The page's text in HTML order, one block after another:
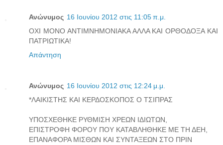
Ανώνυμος 16 Ιουνίου 2012 στις 11:05 π.μ.
ΟΧΙ ΜΟΝΟ ΑΝΤΙΜΝΗΜΟΝΙΑΚΑ ΑΛΛΑ ΚΑΙ ΟΡΘΟΔΟΞΑ ΚΑΙ
ΠΑΤΡΙΩΤΙΚΑ!
Απάντηση
Ανώνυμος 16 Ιουνίου 2012 στις 12:24 μ.μ.
*ΛΑΙΚΙΣΤΗΣ ΚΑΙ ΚΕΡΔΟΣΚΟΠΟΣ Ο ΤΣΙΠΡΑΣ
ΥΠΟΣΧΕΘΗΚΕ ΡΥΘΜΙΣΗ ΧΡΕΩΝ ΙΔΙΩΤΩΝ,
ΕΠΙΣΤΡΟΦΗ ΦΟΡΟΥ ΠΟΥ ΚΑΤΑΒΛΗΘΗΚΕ ΜΕ ΤΗ ΔΕΗ,
ΕΠΑΝΑΦΟΡΑ ΜΙΣΘΩΝ ΚΑΙ ΣΥΝΤΑΞΕΩΝ ΣΤΟ ΠΡΙΝ